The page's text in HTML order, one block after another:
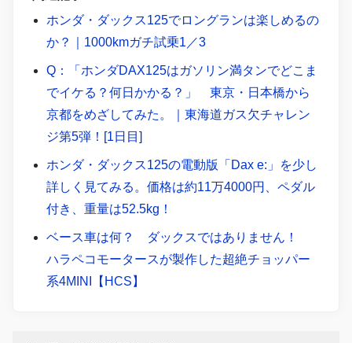
ホンダ・ダックス125でロングランは楽しめるの
か？｜1000kmガチ試乗1／3
Q：「ホンダDAX125はガソリン満タンでどこま
でイケる？何日かかる？」 東京・日本橋から
京都をめざしてみた。｜東海道ガス欠チャレン
ジ第5弾！[1日目]
ホンダ・ダックス125の電動版「Dax e:」を少し
詳しく見てみる。価格は約11万4000円、ペダル
付き、重量は52.5kg！
ベース車は何？ ダックスではありません！
ハラペコモータースが製作した超絶チョッパー
系4MINI【HCS】